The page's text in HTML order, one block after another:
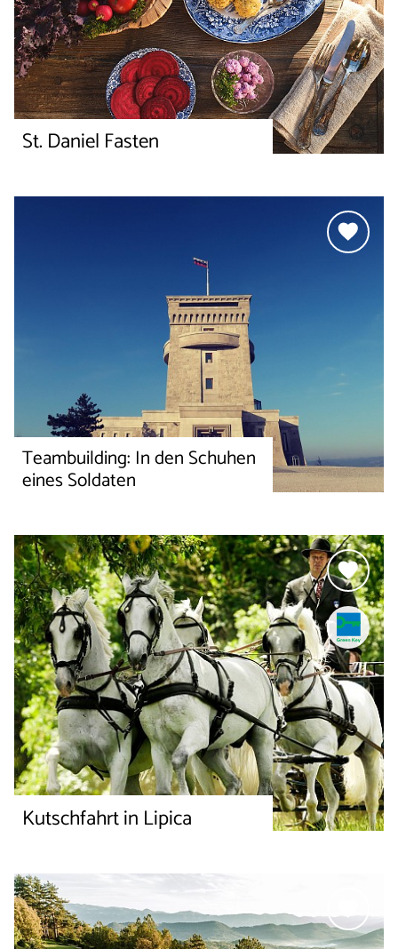
St. Daniel Fasten
Teambuilding: In den Schuhen
eines Soldaten
Kutschfahrt in Lipica